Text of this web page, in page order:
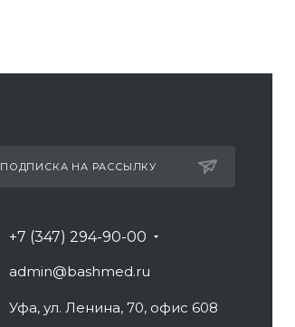
ПОДПИСКА НА РАССЫЛКУ
+7 (347) 294-90-00
admin@bashmed.ru
Уфа, ул. Ленина, 70, офис 608